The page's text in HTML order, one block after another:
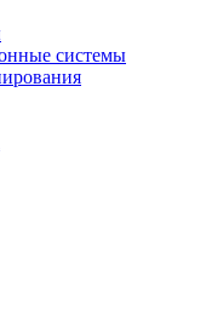
системы